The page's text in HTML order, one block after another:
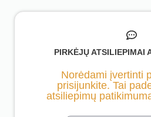
PIRKĖJŲ ATSILIEPIMAI
Norėdami įvertinti
prisijunkite. Tai
atsiliepimų